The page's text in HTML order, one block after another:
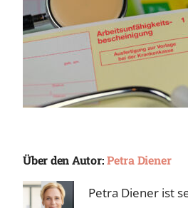
Über den Autor:Petra Diener
Petra Diener ist